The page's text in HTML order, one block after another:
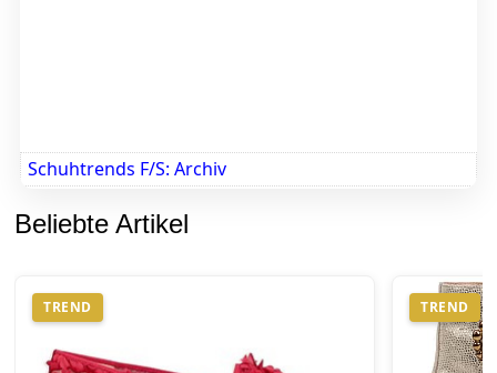
Schuhtrends F/S: Archiv
Beliebte Artikel
TREND TREND